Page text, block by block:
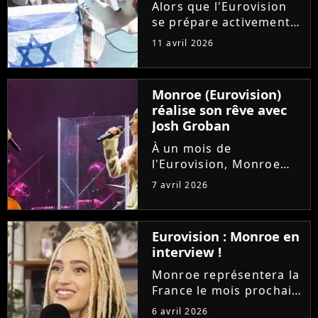
chaîne et sera...
Alors que l'Eurovision
se prépare activement
en coulisses, et que la
des favoris, l'Eurovision
Junior 2026 aussi se
dessine. Et Israël, dont
la participation fait...
11 avril 2026
Monroe (Eurovision)
réalise son rêve avec
Josh Groban
À un mois de
l'Eurovision, Monroe
concrétise déjà un rêve
représentante de la
France est grimpée sur
scène pour rejoindre
son idole Josh Groban
lors de son concert au...
7 avril 2026
Eurovision : Monroe en
interview !
Monroe représentera la
France le mois prochain
à l'Eurovision avec sa
6 avril 2026